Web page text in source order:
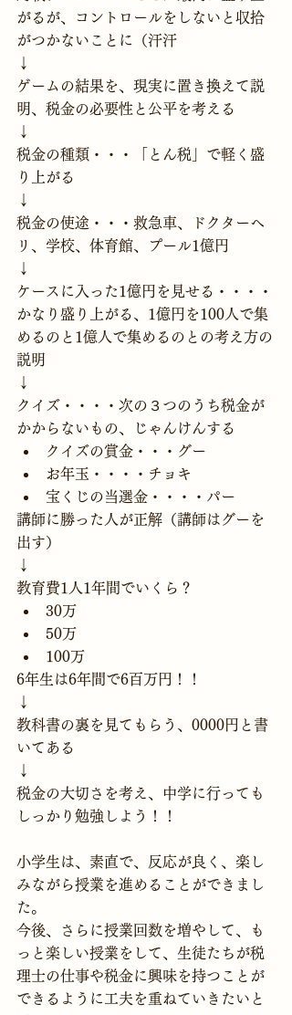
がるが、コントロールをしないと収拾
がつかないことに（汗汗
↓
ゲームの結果を、現実に置き換えて説
明、税金の必要性と公平を考える
↓
税金の種類・・・「とん税」で軽く盛
り上がる
↓
税金の使途・・・救急車、ドクターヘ
リ、学校、体育館、プール1億円
↓
ケースに入った1億円を見せる・・・・
かなり盛り上がる、1億円を100人で集
めるのと1億人で集めるのとの考え方の
説明
↓
クイズ・・・・次の３つのうち税金が
かからないもの、じゃんけんする
クイズの賞金・・・グー
お年玉・・・・チョキ
宝くじの当選金・・・・パー
講師に勝った人が正解（講師はグーを
出す）
↓
教育費1人1年間でいくら？
30万
50万
100万
6年生は6年間で6百万円！！
↓
教科書の裏を見てもらう、0000円と書
いてある
↓
税金の大切さを考え、中学に行っても
しっかり勉強しよう！！
小学生は、素直で、反応が良く、楽し
みながら授業を進めることができまし
た。
今後、さらに授業回数を増やして、も
っと楽しい授業をして、生徒たちが税
理士の仕事や税金に興味を持つことが
できるように工夫を重ねていきたいと